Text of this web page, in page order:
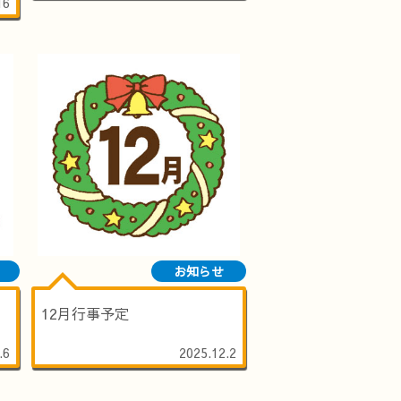
お知らせ
12月行事予定
2025.12.2